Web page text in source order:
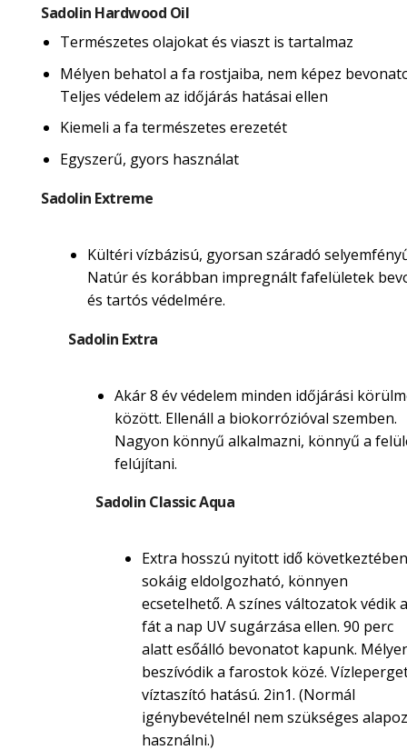
Sadolin Hardwood Oil
Természetes olajokat és viaszt is tartalmaz
Mélyen behatol a fa rostjaiba, nem képez
Teljes védelem az időjárás hatásai ellen
Kiemeli a fa természetes erezetét
Egyszerű, gyors használat
Sadolin Extreme
Kültéri vízbázisú, gyorsan száradó
Natúr és korábban impregnált fafelületek
és tartós védelmére.
Sadolin Extra
Akár 8 év védelem minden időjárási
között. Ellenáll a biokorrózióval szemben.
Nagyon könnyű alkalmazni, könnyű a
felújítani.
Sadolin Classic Aqua
Extra hosszú nyitott idő következtében
sokáig eldolgozható, könnyen
ecsetelhető. A színes változatok védik a
fát a nap UV sugárzása ellen. 90 perc
alatt esőálló bevonatot kapunk.
beszívódik a farostok közé.
víztaszító hatású. 2in1. (Normál
igénybevételnél nem szükséges
használni.)